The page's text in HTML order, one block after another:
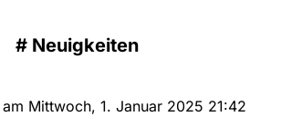
# Neuigkeiten
Mittwoch, 1. Januar 2025 21:42